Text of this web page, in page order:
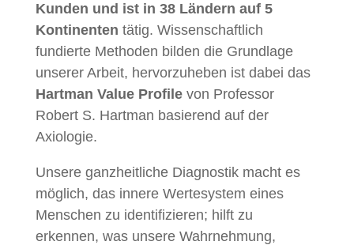
Kunden und ist in 38 Ländern auf 5
Kontinenten tätig. Wissenschaftlich
fundierte Methoden bilden die Grundlage
unserer Arbeit, hervorzuheben ist dabei das
Hartman Value Profilevon Professor
Robert S. Hartman basierend auf der
Axiologie.
Unsere ganzheitliche Diagnostik macht es
möglich, das innere Wertesystem eines
Menschen zu identifizieren; hilft zu
erkennen, was unsere Wahrnehmung,